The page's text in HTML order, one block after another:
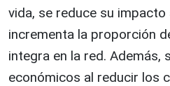
vida, se reduce su impacto
incrementa la proporción
integra en la red. Además,
económicos al reducir los